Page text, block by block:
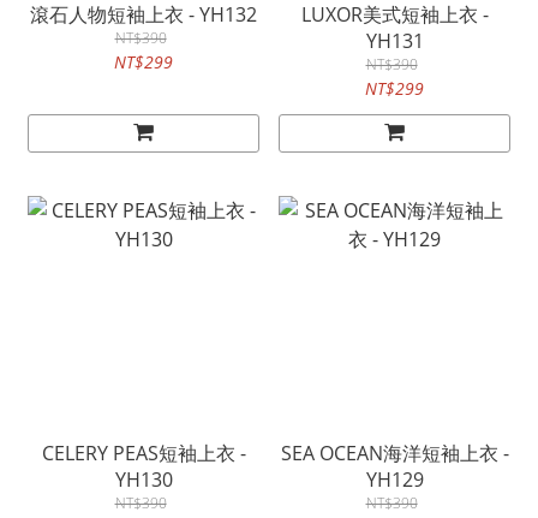
滾石人物短袖上衣 - YH132
NT$390
NT$299
LUXOR美式短袖上衣 -
YH131
NT$390
NT$299
CELERY PEAS短袖上衣 -
YH130
NT$390
SEA OCEAN海洋短袖上衣 -
YH129
NT$390